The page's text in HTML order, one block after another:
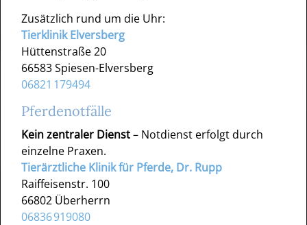
Zusätzlich rund um die Uhr:
Tierklinik Elversberg
Hüttenstraße 20
66583 Spiesen-Elversberg
06821 179494
Pferdenotfälle
Kein zentraler Dienst– Notdienst erfolgt durch
einzelne Praxen.
Tierärztliche Klinik für Pferde, Dr. Rupp
Raiffeisenstr. 100
66802 Überherrn
06836 919080